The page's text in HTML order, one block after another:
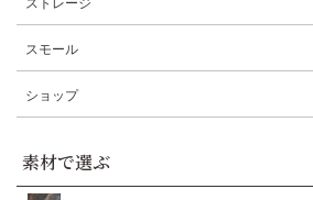
スモール
ショップ
素材で選ぶ